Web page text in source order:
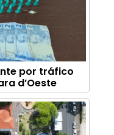
por tráfico
d’Oeste